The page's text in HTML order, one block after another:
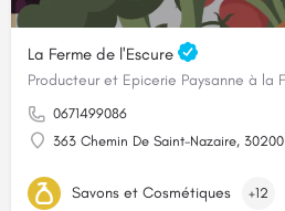
La Ferme de l'Escure
Producteur et Epicerie Paysanne à la
0671499086
363 Chemin De Saint-Nazaire,
Savons et Cosmétiques +12